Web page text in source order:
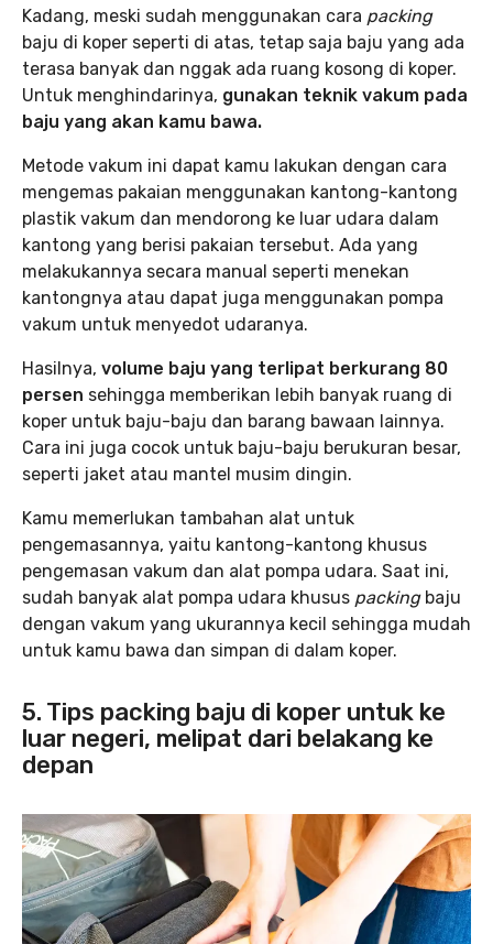
Kadang, meski sudah menggunakan cara packing
baju di koper seperti di atas, tetap saja baju yang ada
terasa banyak dan nggak ada ruang kosong di koper.
Untuk menghindarinya, gunakan teknik vakum pada
baju yang akan kamu bawa.
Metode vakum ini dapat kamu lakukan dengan cara
mengemas pakaian menggunakan kantong-kantong
plastik vakum dan mendorong ke luar udara dalam
kantong yang berisi pakaian tersebut. Ada yang
melakukannya secara manual seperti menekan
kantongnya atau dapat juga menggunakan pompa
vakum untuk menyedot udaranya.
Hasilnya, volume baju yang terlipat berkurang 80
persen sehingga memberikan lebih banyak ruang di
koper untuk baju-baju dan barang bawaan lainnya.
Cara ini juga cocok untuk baju-baju berukuran besar,
seperti jaket atau mantel musim dingin.
Kamu memerlukan tambahan alat untuk
pengemasannya, yaitu kantong-kantong khusus
pengemasan vakum dan alat pompa udara. Saat ini,
sudah banyak alat pompa udara khusus packingbaju
dengan vakum yang ukurannya kecil sehingga mudah
untuk kamu bawa dan simpan di dalam koper.
5. Tips packing baju di koper untuk ke
luar negeri, melipat dari belakang ke
depan